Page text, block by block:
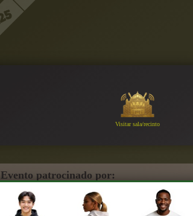
Visitar sala/recinto
Evento patrocinado por: